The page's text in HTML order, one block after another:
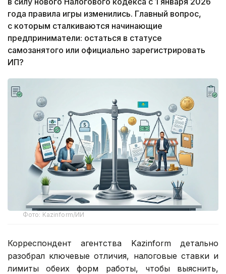
года правила игры изменились. Главный вопрос,
с которым сталкиваются начинающие
предприниматели: остаться в статусе
самозанятого или официально зарегистрировать
ИП?
Фото: Kazinform/ИИ
Корреспондент агентства Kazinform детально
разобрал ключевые отличия, налоговые ставки и
лимиты обеих форм работы, чтобы выяснить,